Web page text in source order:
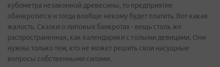
кубометра незаконной древесины, то предприятие
обанкротится и тогда вообще некому будет платить. Вот какая
жалость. Сказки о липовых банкротах - вещь столь же
распространенная, как календарики с голыми девицами. Они
нужны только тем, кто не может решить свои насущные
вопросы собственными силами.